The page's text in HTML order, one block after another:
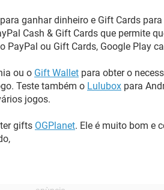
ganhar dinheiro e Gift Cards
Cash & Gift Cards que permite
PayPal ou Gift Cards, Google Play
ou o Gift Wallet para obter o
Teste também o Lulubox para
jogos.
gifts OGPlanet. Ele é muito bom e